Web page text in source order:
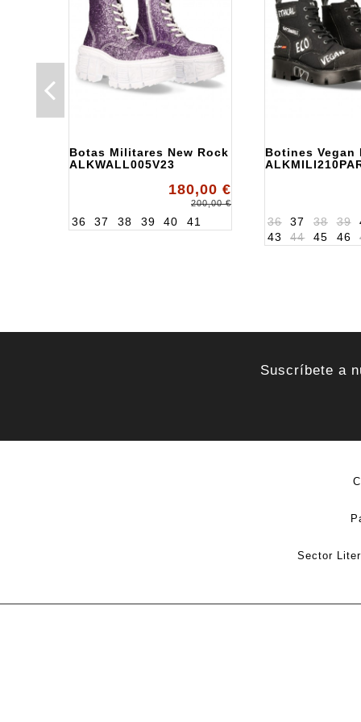
Botas Militares New Rock
ALKWALL005V23
180,00 €
200,00 €
36 37 38 39 40 41
Botines Vegan
36 37 38 39
43
44 45 46
Suscríbete a
Sector